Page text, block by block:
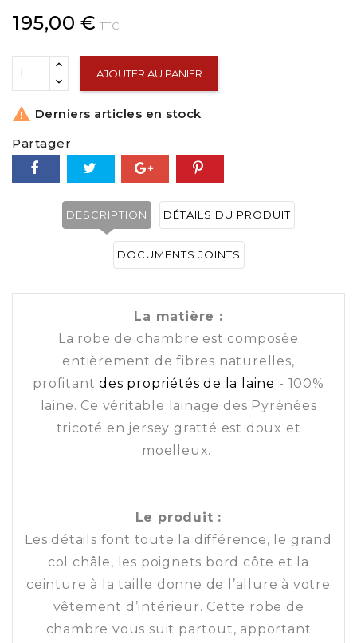
195,00 € TTC
AJOUTER AU PANIER
 Derniers articles en stock
Partager
DESCRIPTION DÉTAILS DU PRODUIT
DOCUMENTS JOINTS
La matière :
La robe de chambre est composée
entièrement de fibres naturelles,
profitantdes propriétés de la laine - 100%
laine. Ce véritable lainage des Pyrénées
tricoté en jersey gratté est doux et
moelleux.
Le produit :
Les détails font toute la différence, le grand
col châle, les poignets bord côte et la
ceinture à la taille donne de l’allure à votre
vêtement d’intérieur. Cette robe de
chambre vous suit partout, apportant